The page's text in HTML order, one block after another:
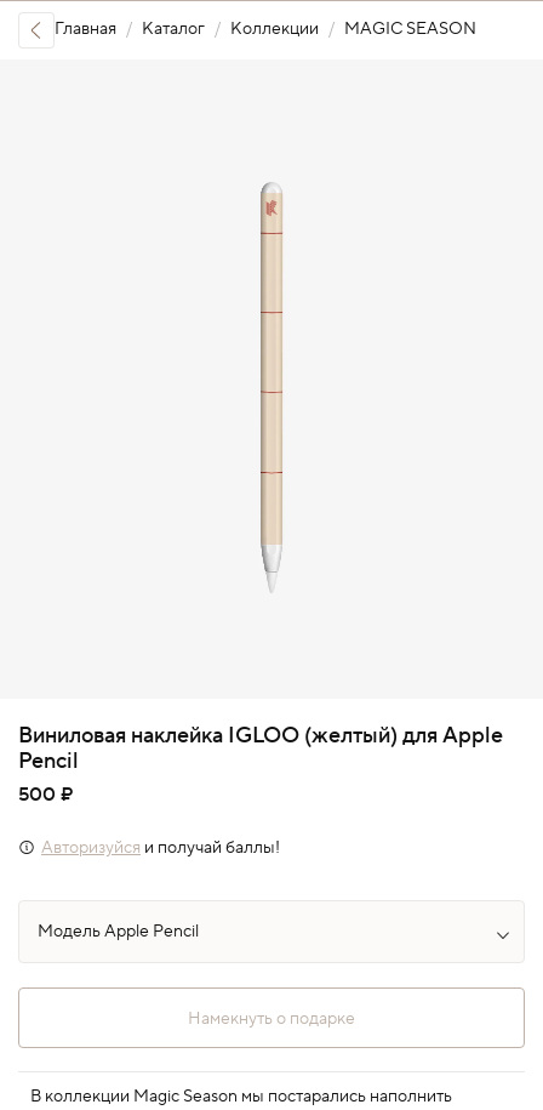
Главная Каталог Коллекции MAGIC SEASON
Виниловая наклейка IGLOO (желтый) для Apple
Pencil
500 ₽
Авторизуйся и получай баллы!
Намекнуть о подарке
В коллекции Magic Season мы постарались наполнить